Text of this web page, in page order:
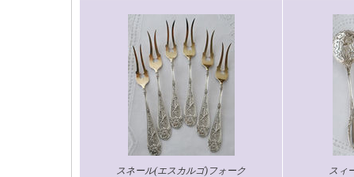
スネール(エスカルゴ)フォーク スィ